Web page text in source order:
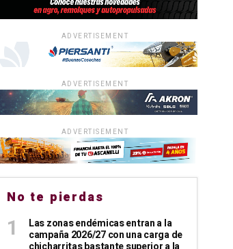
ADVERTISEMENT
ADVERTISEMENT
ADVERTISEMENT
No te pierdas
Las zonas endémicas entran a la
campaña 2026/27 con una carga de